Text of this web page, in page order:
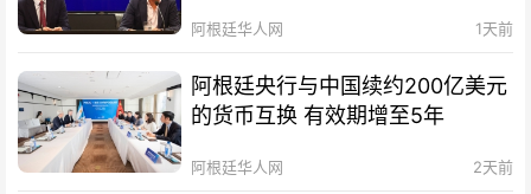
阿根廷华人网 1天前
阿根廷央行与中国续约200亿美元
的货币互换 有效期增至5年
阿根廷华人网 2天前